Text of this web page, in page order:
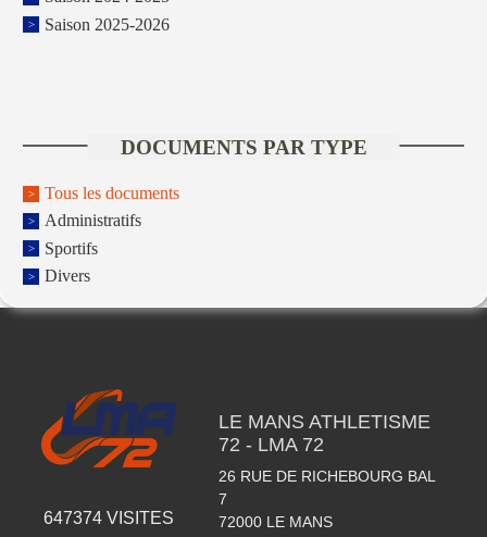
Saison 2025-2026
DOCUMENTS PAR TYPE
Tous les documents
Administratifs
Sportifs
Divers
647374 VISITES
LE MANS ATHLETISME
72 - LMA 72
26 RUE DE RICHEBOURG BAL
7
72000 LE MANS